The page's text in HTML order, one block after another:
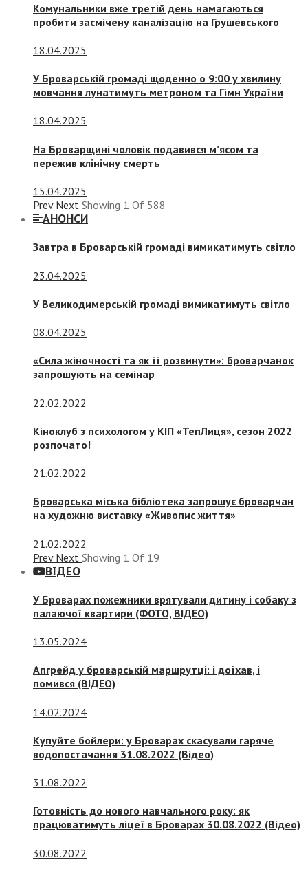
Комунальники вже третій день намагаються
пробити засмічену каналізацію на Грушевського
18.04.2025
У Броварській громаді щоденно о 9:00 у хвилину
мовчання лунатимуть метроном та Гімн України
18.04.2025
На Броварщині чоловік подавився м’ясом та
пережив клінічну смерть
15.04.2025
Prev Next Showing 1 Of 588
АНОНСИ
Завтра в Броварській громаді вимикатимуть світло
23.04.2025
У Великодимерській громаді вимикатимуть світло
08.04.2025
«Сила жіночності та як її розвинути»: броварчанок
запрошують на семінар
22.02.2022
Кіноклуб з психологом у КІП «ТепЛиця», сезон 2022
розпочато!
21.02.2022
Броварська міська бібліотека запрошує броварчан
на художню виставку «Живопис життя»
21.02.2022
Prev Next Showing 1 Of 19
ВІДЕО
У Броварах пожежники врятували дитину і собаку з
палаючої квартири (ФОТО, ВІДЕО)
13.05.2024
Апгрейд у броварській маршрутці: і доїхав, і
помився (ВІДЕО)
14.02.2024
Купуйте бойлери: у Броварах скасували гаряче
водопостачання 31.08.2022 (Відео)
31.08.2022
Готовність до нового навчального року: як
працюватимуть ліцеї в Броварах 30.08.2022 (Відео)
30.08.2022